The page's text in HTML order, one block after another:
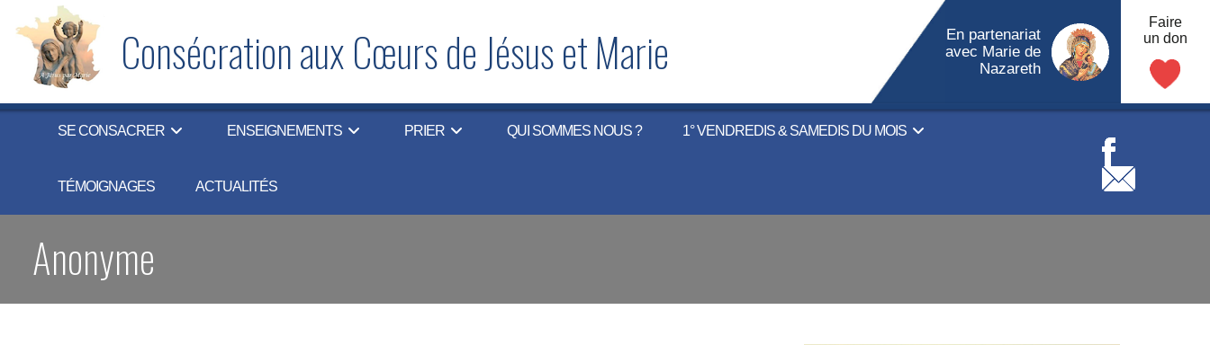
content
Consécration aux Cœurs de Jésus et Marie
En partenariat
avec Marie de
Nazareth
Faire
un don
SE CONSACRER ENSEIGNEMENTS PRIER QUI SOMMES NOUS ? 1° VENDREDIS & SAMEDIS DU MOIS
TÉMOIGNAGES ACTUALITÉS
Anonyme